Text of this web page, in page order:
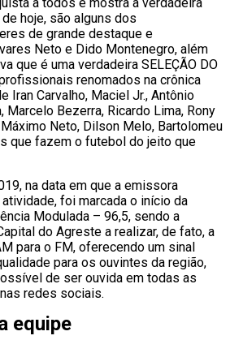
hoje, são alguns dos
de grande destaque e
Neto e Dido Montenegro, além
que é uma verdadeira SELEÇÃO DO
renomados na crônica
Iran Carvalho, Maciel Jr., Antônio
Marcelo Bezerra, Ricardo Lima, Rony
Neto, Dilson Melo, Bartolomeu
que fazem o futebol do jeito que
na data em que a emissora
foi marcada o início da
Modulada – 96,5, sendo a
do Agreste a realizar, de fato, a
para o FM, oferecendo um sinal
para os ouvintes da região,
de ser ouvida em todas as
redes sociais.
equipe